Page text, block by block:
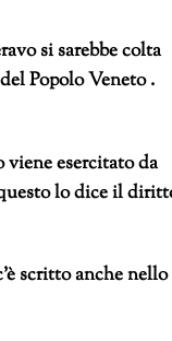
si sarebbe colta
Popolo Veneto .
esercitato da
lo dice il
scritto anche nello